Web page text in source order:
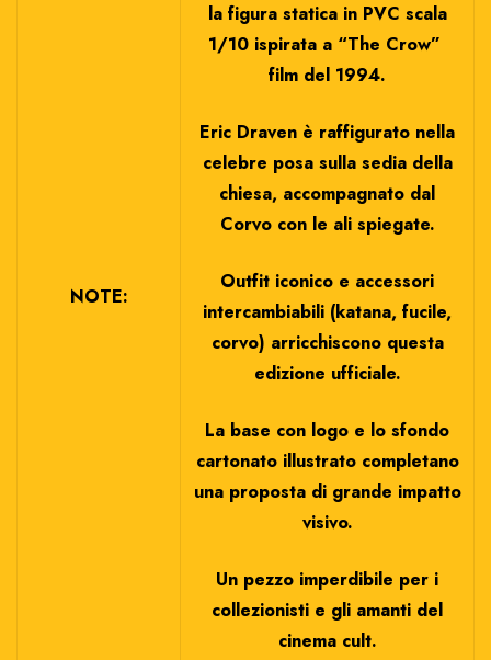
NOTE:
la figura statica in PVC scala
1/10 ispirata a “The Crow”
film del 1994.
Eric Draven è raffigurato nella
celebre posa sulla sedia della
chiesa, accompagnato dal
Corvo con le ali spiegate.
Outfit iconico e accessori
intercambiabili (katana, fucile,
corvo) arricchiscono questa
edizione ufficiale.
La base con logo e lo sfondo
cartonato illustrato completano
una proposta di grande impatto
visivo.
Un pezzo imperdibile per i
collezionisti e gli amanti del
cinema cult.